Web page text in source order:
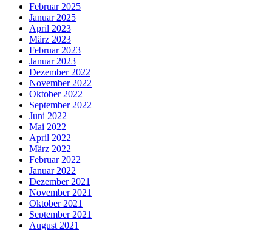
Februar 2025
Januar 2025
April 2023
März 2023
Februar 2023
Januar 2023
Dezember 2022
November 2022
Oktober 2022
September 2022
Juni 2022
Mai 2022
April 2022
März 2022
Februar 2022
Januar 2022
Dezember 2021
November 2021
Oktober 2021
September 2021
August 2021